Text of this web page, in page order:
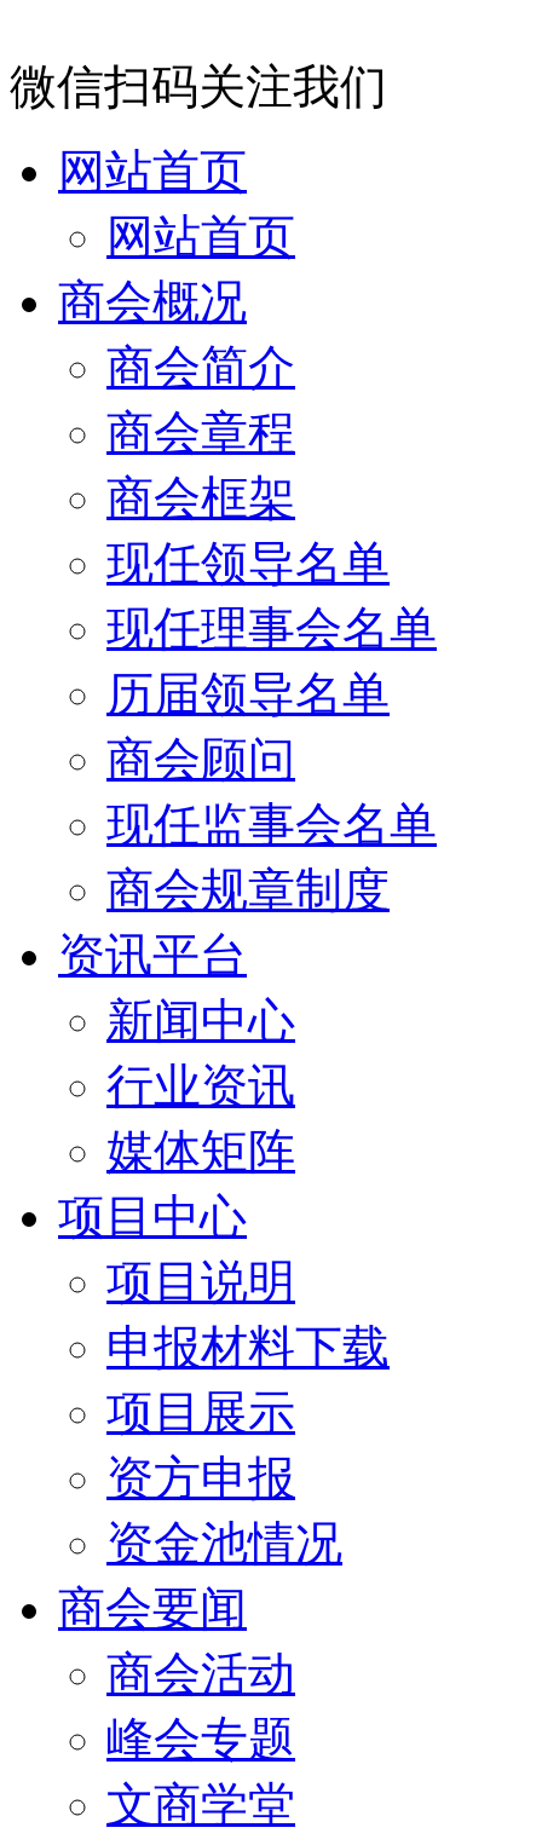
微信扫码关注我们
网站首页
网站首页
商会概况
商会简介
商会章程
商会框架
现任领导名单
现任理事会名单
历届领导名单
商会顾问
现任监事会名单
商会规章制度
资讯平台
新闻中心
行业资讯
媒体矩阵
项目中心
项目说明
申报材料下载
项目展示
资方申报
资金池情况
商会要闻
商会活动
峰会专题
文商学堂